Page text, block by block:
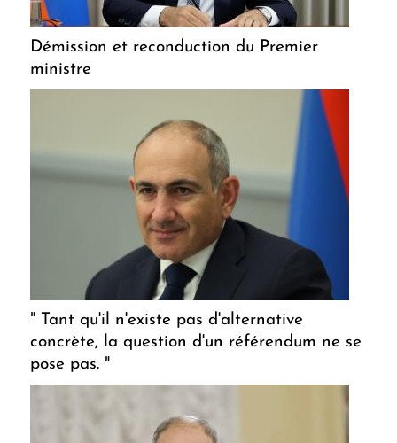
Démission et reconduction du Premier
ministre
" Tant qu'il n'existe pas d'alternative
concrète, la question d'un référendum ne se
pose pas. "